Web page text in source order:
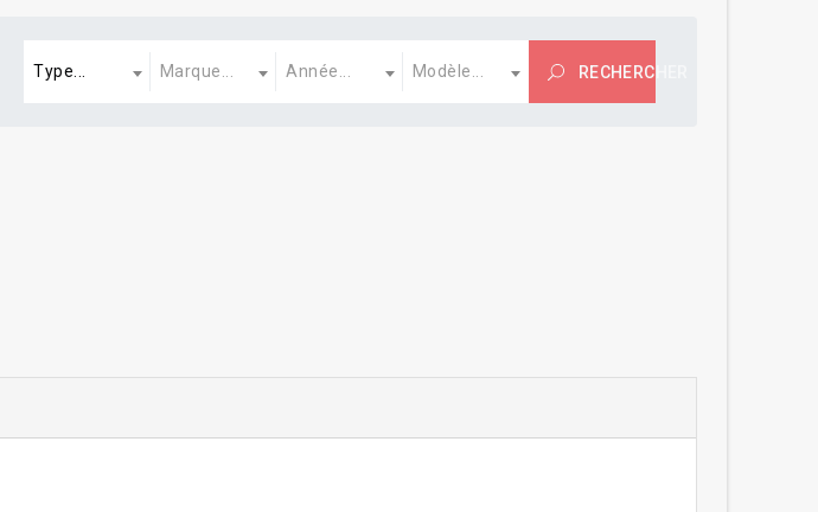
Type...
Marque...
Année...
Modèle...
RECHERCHER